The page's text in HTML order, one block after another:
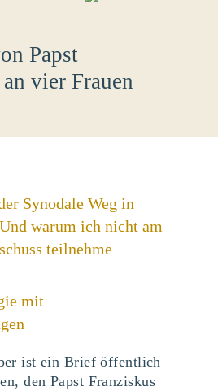
Papst
vier Frauen
Synodale Weg in
warum ich nicht am
teilnehme
mit
ist ein Brief öffentlich
den Papst Franziskus